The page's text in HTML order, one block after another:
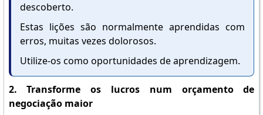
descoberto.
Estas lições são normalmente aprendidas com
erros, muitas vezes dolorosos.
Utilize-os como oportunidades de aprendizagem.
2. Transforme os lucros num orçamento de
negociação maior